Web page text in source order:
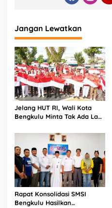
Jangan Lewatkan
Jelang HUT RI, Wali Kota
Bengkulu Minta Tak Ada Lagi
Pemerintah
Rapat Konsolidasi SMSI
Bengkulu Hasilkan